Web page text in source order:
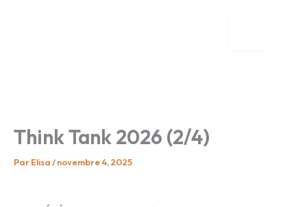
Think Tank 2026 (2/4)
ParElisa /novembre 4, 2025